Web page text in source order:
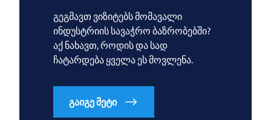
გეგმავთ ვიზიტებს მომავალი
ინდუსტრიის სავაჭრო ბაზრობებში?
აქ ნახავთ, როდის და სად
ჩატარდება ყველა ეს მოვლენა.
გაიგე მეტი